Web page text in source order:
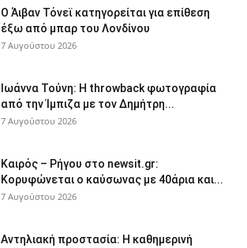
Ο Άιβαν Τόνεϊ κατηγορείται για επίθεση
έξω από μπαρ του Λονδίνου
7 Αυγούστου 2026
Ιωάννα Τούνη: Η throwback φωτογραφία
από την Ίμπιζα με τον Δημήτρη...
7 Αυγούστου 2026
Καιρός – Ρήγου στο newsit.gr:
Κορυφώνεται ο καύσωνας με 40άρια και...
7 Αυγούστου 2026
Αντηλιακή προστασία: Η καθημερινή